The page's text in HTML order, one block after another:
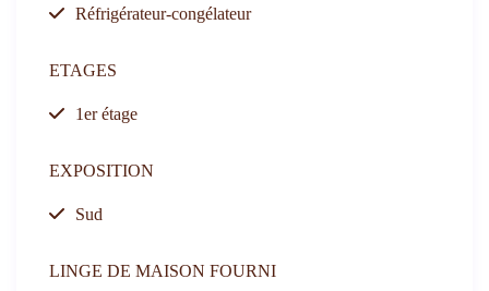
Réfrigérateur-congélateur
ETAGES
1er étage
EXPOSITION
Sud
LINGE DE MAISON FOURNI